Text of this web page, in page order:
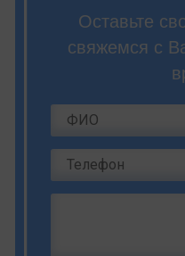
Оставьте
свяжемся с